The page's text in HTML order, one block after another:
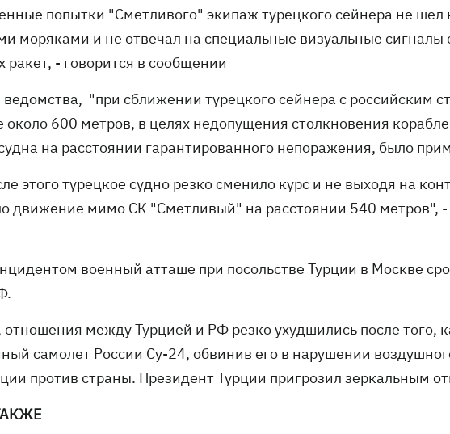
попытки "Сметливого" экипаж турецкого сейнера не шел
моряками и не отвечал на специальные визуальные сигналы
ракет, - говорится в сообщении
"при сближении турецкого сейнера с российским
около 600 метров, в целях недопущения столкновения
на расстоянии гарантированного непоражения, было
этого турецкое судно резко сменило курс и не выходя на
движение мимо СК "Сметливый" на расстоянии 540 метров",
военный атташе при посольстве Турции в Москве
между Турцией и РФ резко ухудшились после того,
самолет России Су-24, обвинив его в нарушении
против страны. Президент Турции пригрозил зеркальным